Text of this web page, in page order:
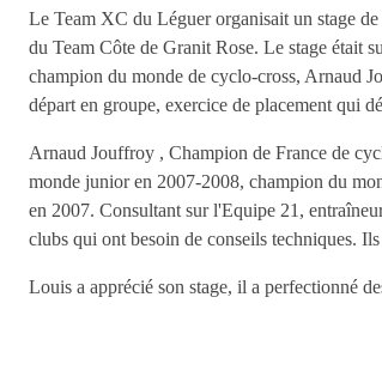
Le Team XC du Léguer organisait un stage
du Team Côte de Granit Rose. Le stage était
champion du monde de cyclo-cross, Arnaud
départ en groupe, exercice de placement qui
Arnaud Jouffroy , Champion de France de
monde junior en 2007-2008, champion du
en 2007. Consultant sur l'Equipe 21,
clubs qui ont besoin de conseils techniques.
Louis a apprécié son stage, il a perfectionné